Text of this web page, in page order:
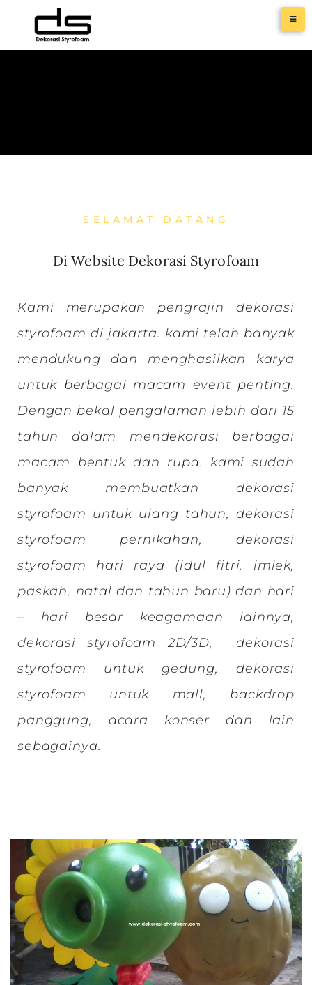
SELAMAT DATANG
Di Website Dekorasi Styrofoam
Kami merupakan pengrajin dekorasi
styrofoam di jakarta. kami telah banyak
mendukung dan menghasilkan karya
untuk berbagai macam event penting.
Dengan bekal pengalaman lebih dari 15
tahun dalam mendekorasi berbagai
macam bentuk dan rupa. kami sudah
banyak membuatkan dekorasi
styrofoam untuk ulang tahun, dekorasi
styrofoam pernikahan, dekorasi
styrofoam hari raya (idul fitri, imlek,
paskah, natal dan tahun baru) dan hari
– hari besar keagamaan lainnya,
dekorasi styrofoam 2D/3D, dekorasi
styrofoam untuk gedung, dekorasi
styrofoam untuk mall, backdrop
panggung, acara konser dan lain
sebagainya.